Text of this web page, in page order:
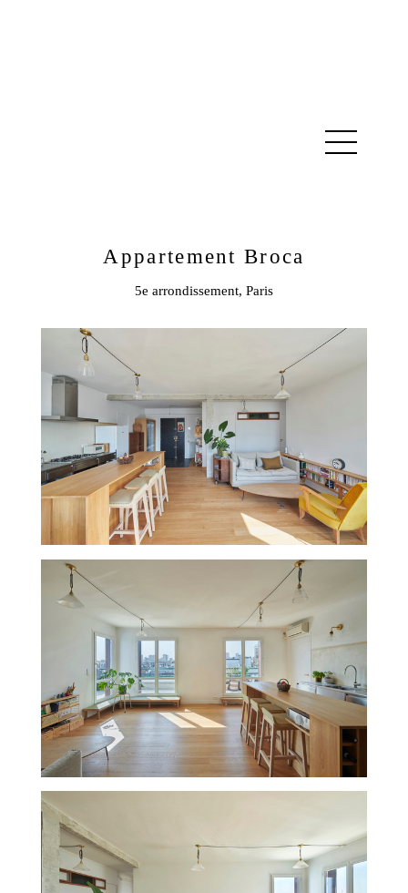
Appartement Broca
5e arrondissement, Paris